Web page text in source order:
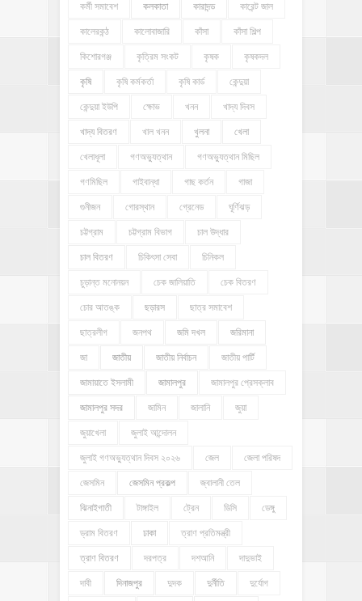
কর্মী সমাবেশ কলকাতা কারাদন্ড কারেন্ট জাল
কালেরকন্ঠ কালোবাজারি কাঁসা কাঁসা শিল্প
কিশোরগঞ্জ কৃত্রিম সংকট কৃষক কৃষকদল
কৃষি কৃষি কর্মকর্তা কৃষি কার্ড কেন্দুয়া
কেন্দুয়া ইউপি ক্ষোভ খনন খাদ্য দিবস
খাদ্য বিতরণ খাল খনন খুলনা খেলা
খেলাধূলা গণঅভ্যুত্থান গণঅভ্যুত্থান মিছিল
গণমিছিল গাইবান্ধা গাছ কর্তন গাজা
গুনীজন গোরস্থান গ্রেনেড ঘূর্ণিঝড়
চট্টগ্রাম চট্টগ্রাম বিভাগ চাল উদ্ধার
চাল বিতরণ চিকিৎসা সেবা চিনিকল
চুড়ান্ত মনোনয়ন চেক জালিয়াতি চেক বিতরণ
চোর আতঙ্ক ছড়ারস ছাত্র সমাবেশ
ছাত্রলীগ জনপথ জমি দখল জরিমানা
জা জাতীয় জাতীয় নির্বাচন জাতীয় পার্টি
জামায়াতে ইসলামী জামালপুর জামালপুর প্রেসক্লাব
জামালপুর সদর জামিন জালানি জুয়া
জুয়াখেলা জুলাই আন্দোলন
জুলাই গণঅভ্যুত্থান দিবস ২০২৬ জেল জেলা পরিষদ
জেসমিন জেসমিন প্রকল্প জ্বালানী তেল
ঝিনাইগাতী টাঙ্গাইল ট্রেন ডিসি ডেঙ্গু
ড্রাম বিতরণ ঢাকা ত্রাণ প্রতিমন্ত্রী
ত্রাণ বিতরণ দরপত্র দশআনি দাদুভাই
দাবী দিনাজপুর দুদক দুর্নীতি দুর্যোগ